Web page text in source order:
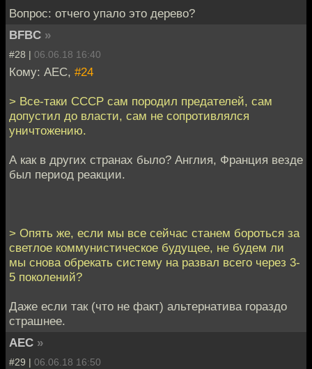
Вопрос: отчего упало это дерево?
BFBC »
#28 | 06.06.18 16:40
Кому: АЕС, #24
> Все-таки СССР сам породил предателей, сам
допустил до власти, сам не сопротивлялся
уничтожению.
А как в других странах было? Англия, Франция везде
был период реакции.
> Опять же, если мы все сейчас станем бороться за
светлое коммунистическое будущее, не будем ли
мы снова обрекать систему на развал всего через 3-
5 поколений?
Даже если так (что не факт) альтернатива гораздо
страшнее.
АЕС »
#29 | 06.06.18 16:50